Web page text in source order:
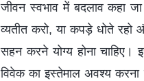
जीवन स्वभाव में बदलाव कहा
व्यतीत करो, या कपड़े धोते
सहन करने योग्य होना
विवेक का इस्तेमाल अवश्य करना